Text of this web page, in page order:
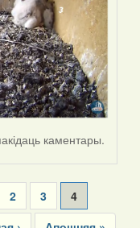
каментары.
Page
2 Page
3
Current
page
4